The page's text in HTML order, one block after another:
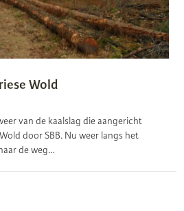
Wold
van de kaalslag die aangericht
door SBB. Nu weer langs het
de weg…